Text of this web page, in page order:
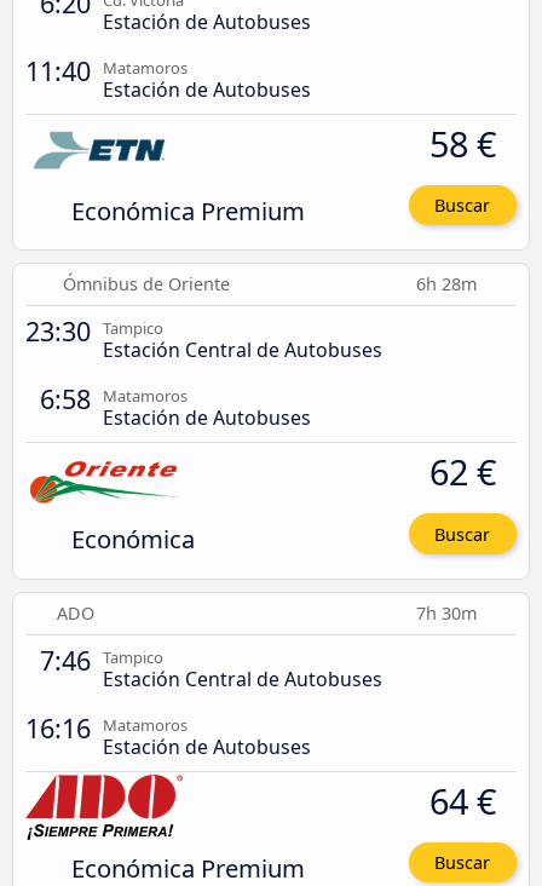
Estación de Autobuses
11:40 Matamoros
Estación de Autobuses
Económica Premium
58 €
Buscar
Ómnibus de Oriente 6h 28m
23:30 Tampico
Estación Central de Autobuses
6:58 Matamoros
Estación de Autobuses
Económica
62 €
Buscar
ADO 7h 30m
7:46 Tampico
Estación Central de Autobuses
16:16 Matamoros
Estación de Autobuses
Económica Premium
64 €
Buscar